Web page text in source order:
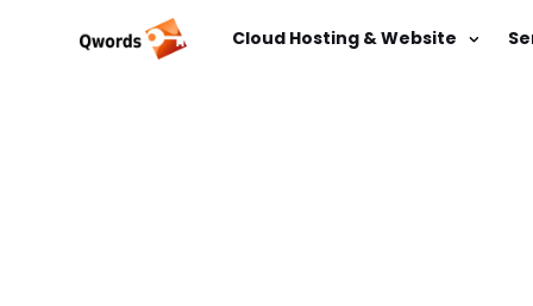
Cloud Hosting & Website